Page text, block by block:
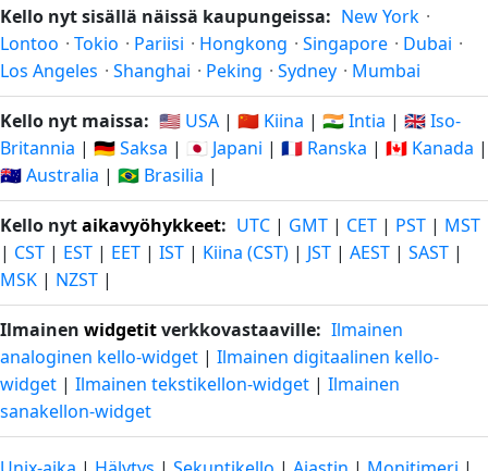
Kello nyt sisällä näissä kaupungeissa: New York ·
Lontoo · Tokio · Pariisi · Hongkong · Singapore · Dubai ·
Los Angeles · Shanghai · Peking · Sydney · Mumbai
Kello nyt maissa: 🇺🇸 USA | 🇨🇳 Kiina | 🇮🇳 Intia | 🇬🇧 Iso-
Britannia | 🇩🇪 Saksa | 🇯🇵 Japani | 🇫🇷 Ranska | 🇨🇦 Kanada |
🇦🇺 Australia | 🇧🇷 Brasilia |
Kello nytaikavyöhykkeet: UTC | GMT | CET | PST | MST
| CST | EST | EET | IST | Kiina (CST) | JST | AEST | SAST |
MSK | NZST |
Ilmainen widgetitverkkovastaaville: Ilmainen
analoginen kello-widget | Ilmainen digitaalinen kello-
widget | Ilmainen tekstikellon-widget | Ilmainen
sanakellon-widget